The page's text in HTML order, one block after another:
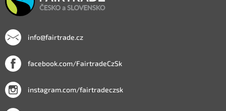
info@fairtrade.cz
facebook.com/FairtradeCzSk
instagram.com/fairtradeczsk